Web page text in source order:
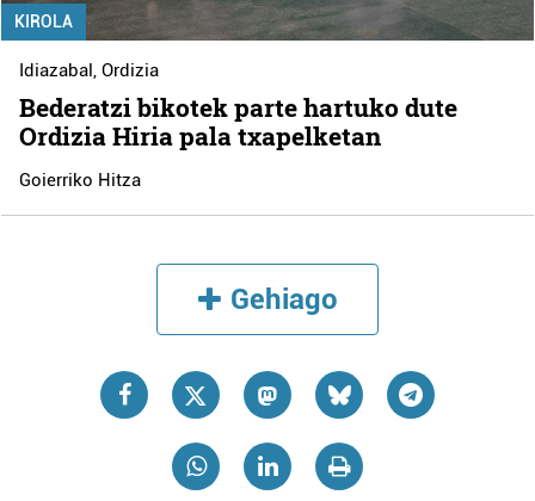
KIROLA
Idiazabal,Ordizia
Bederatzi bikotek parte hartuko dute
Ordizia Hiria pala txapelketan
Goierriko Hitza
Gehiago